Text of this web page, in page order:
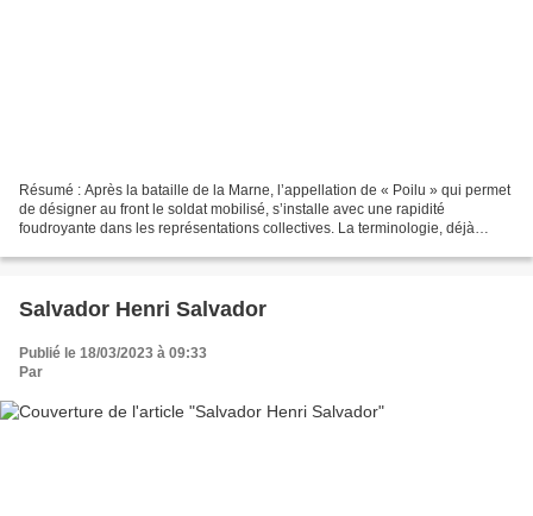
Résumé : Après la bataille de la Marne, l’appellation de « Poilu » qui permet
de désigner au front le soldat mobilisé, s’installe avec une rapidité
foudroyante dans les représentations collectives. La terminologie, déjà
Salvador Henri Salvador
Publié le 18/03/2023 à 09:33
Par